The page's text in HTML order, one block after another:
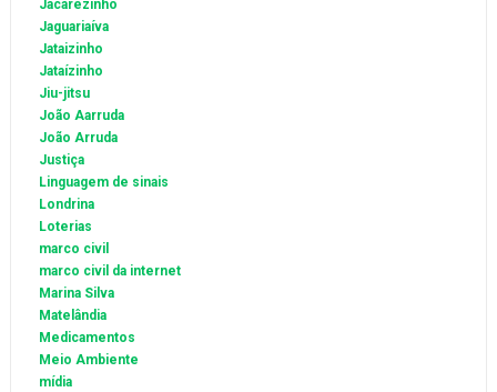
Jacarézinho
Jaguariaíva
Jataizinho
Jataízinho
Jiu-jitsu
João Aarruda
João Arruda
Justiça
Linguagem de sinais
Londrina
Loterias
marco civil
marco civil da internet
Marina Silva
Matelândia
Medicamentos
Meio Ambiente
mídia